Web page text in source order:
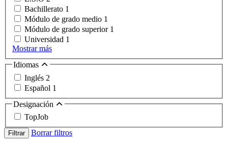
Bachillerato 1
Módulo de grado medio 1
Módulo de grado superior 1
Universidad 1
Mostrar más
Idiomas
Inglés 2
Español 1
Designación
TopJob
Filtrar Borrar filtros